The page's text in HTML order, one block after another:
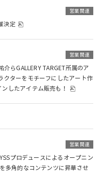
営業関連
決定
営業関連
らGALLERY TARGET所属のア
クターをモチーフにしたアート作
したアイテム販売も！
営業関連
プロデュースによるオープニン
多角的なコンテンツに昇華させ